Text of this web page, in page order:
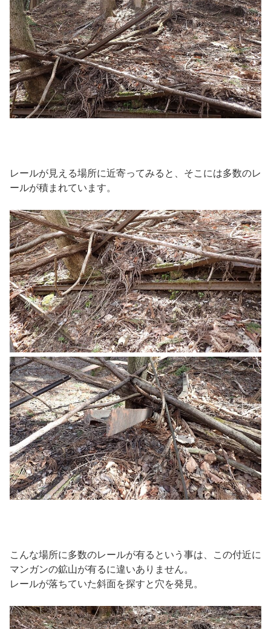
レールが見える場所に近寄ってみると、そこには多数のレ
ールが積まれています。
こんな場所に多数のレールが有るという事は、この付近に
マンガンの鉱山が有るに違いありません。
レールが落ちていた斜面を探すと穴を発見。